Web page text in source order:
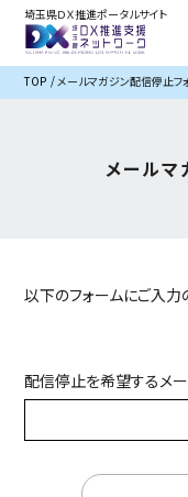
埼玉県ＤＸ推進ポータルサイト
TOP メールマガジン配信停止フ
メールマ
以下のフォームにご入力
配信停止を希望するメ